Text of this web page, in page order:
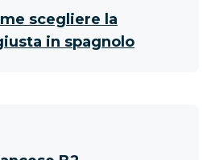
scegliere la
in spagnolo